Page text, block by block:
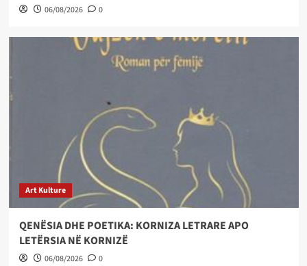
06/08/2026 0
Art Kulture
QENËSIA DHE POETIKA: KORNIZA LETRARE APO
LETËRSIA NË KORNIZË
06/08/2026 0